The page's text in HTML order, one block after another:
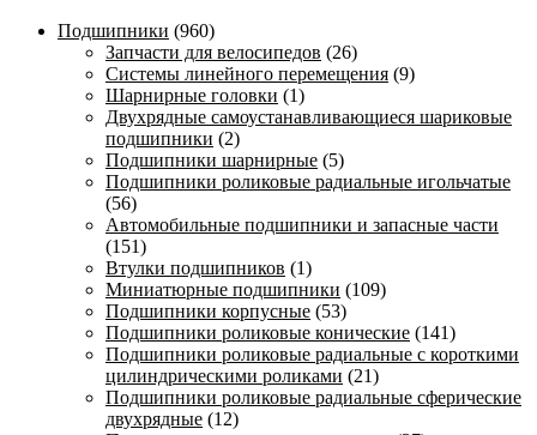
Подшипники (960)
Запчасти для велосипедов (26)
Системы линейного перемещения (9)
Шарнирные головки (1)
Двухрядные самоустанавливающиеся шариковые
подшипники (2)
Подшипники шарнирные (5)
Подшипники роликовые радиальные игольчатые
(56)
Автомобильные подшипники и запасные части
(151)
Втулки подшипников (1)
Миниатюрные подшипники (109)
Подшипники корпусные (53)
Подшипники роликовые конические (141)
Подшипники роликовые радиальные с короткими
цилиндрическими роликами (21)
Подшипники роликовые радиальные сферические
двухрядные (12)